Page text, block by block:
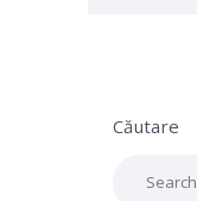
Căutare